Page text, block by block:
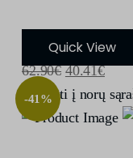
Quick View
62.90€ 40.41€
Įdėti į norų
-41%